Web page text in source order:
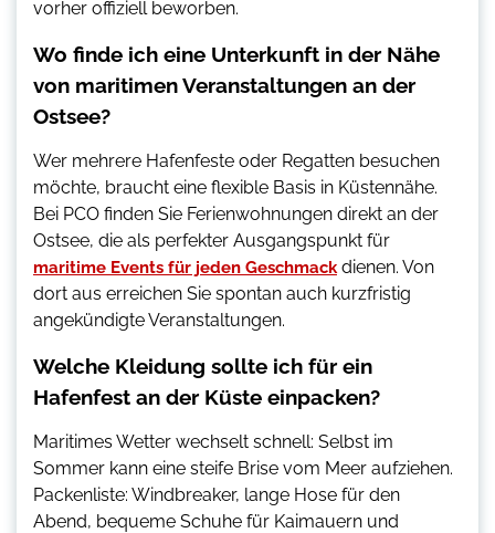
vorher offiziell beworben.
Wo finde ich eine Unterkunft in der Nähe
von maritimen Veranstaltungen an der
Ostsee?
Wer mehrere Hafenfeste oder Regatten besuchen
möchte, braucht eine flexible Basis in Küstennähe.
Bei PCO finden Sie Ferienwohnungen direkt an der
Ostsee, die als perfekter Ausgangspunkt für
maritime Events für jeden Geschmackdienen. Von
dort aus erreichen Sie spontan auch kurzfristig
angekündigte Veranstaltungen.
Welche Kleidung sollte ich für ein
Hafenfest an der Küste einpacken?
Maritimes Wetter wechselt schnell: Selbst im
Sommer kann eine steife Brise vom Meer aufziehen.
Packenliste: Windbreaker, lange Hose für den
Abend, bequeme Schuhe für Kaimauern und